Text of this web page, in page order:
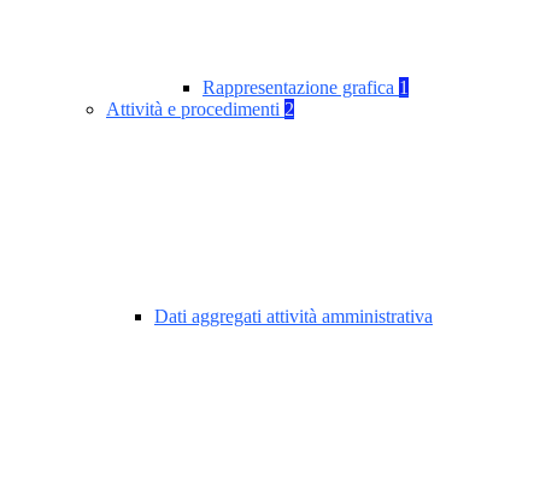
Rappresentazione grafica 1
Attività e procedimenti 2
Dati aggregati attività amministrativa